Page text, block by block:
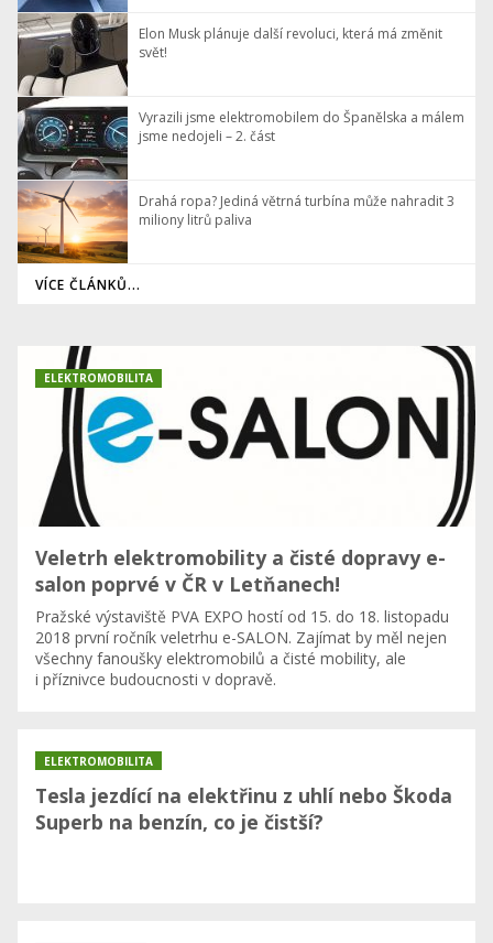
Elon Musk plánuje další revoluci, která má změnit
svět!
Vyrazili jsme elektromobilem do Španělska a málem
jsme nedojeli – 2. část
Drahá ropa? Jediná větrná turbína může nahradit 3
miliony litrů paliva
VÍCE ČLÁNKŮ...
Veletrh elektromobility a čisté dopravy e-
salon poprvé v ČR v Letňanech!
Pražské výstaviště PVA EXPO hostí od 15. do 18. listopadu
2018 první ročník veletrhu e-SALON. Zajímat by měl nejen
všechny fanoušky elektromobilů a čisté mobility, ale
i příznivce budoucnosti v dopravě.
ELEKTROMOBILITA
Tesla jezdící na elektřinu z uhlí nebo Škoda
Superb na benzín, co je čistší?
ELEKTROMOBILITA